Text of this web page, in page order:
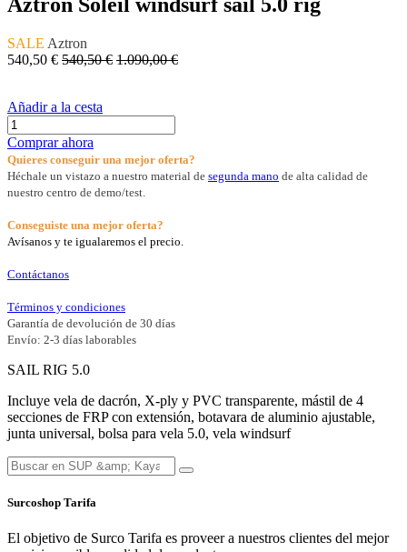
-40%
-40%
-40%
Aztron Soleil windsurf sail 5.0 rig
540,50€ 540,50€ 1.090,00
Añadir a la cesta
Comprar ahora
Quieres conseguir una mejor oferta?
Héchale un vistazo a nuestro material de
Avísanos y te igualaremos el precio.
Contáctanos
Términos y condiciones
Envío: 2-3 días laborables
SAIL RIG 5.0